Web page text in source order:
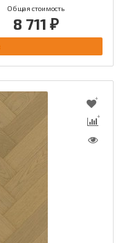
Общая стоимость
8 711 ₽